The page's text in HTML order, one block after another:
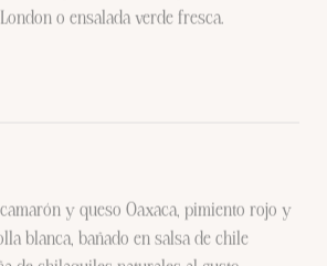
o ensalada verde fresca.
y queso Oaxaca, pimiento rojo y
blanca, bañado en salsa de chile